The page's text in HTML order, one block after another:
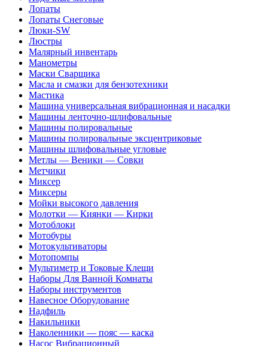
Лопаты
Лопаты Снеговые
Люки-SW
Люстры
Малярный инвентарь
Манометры
Маски Сварщика
Масла и смазки для бензотехники
Мастика
Машина универсальная вибрационная и насадки
Машины ленточно-шлифовальные
Машины полировальные
Машины полировальные эксцентриковые
Машины шлифовальные угловые
Метлы — Веники — Совки
Метчики
Миксер
Миксеры
Мойки высокого давления
Молотки — Киянки — Кирки
Мотоблоки
Мотобуры
Мотокультиваторы
Мотопомпы
Мультиметр и Токовые Клещи
Наборы Для Ванной Комнаты
Наборы инструментов
Навесное Оборудование
Надфиль
Накильники
Наколенники — пояс — каска
Насос Вибрационный